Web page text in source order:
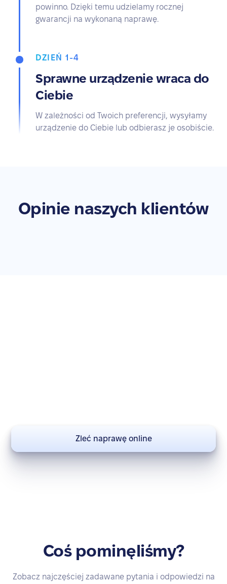
powinno. Dzięki temu udzielamy rocznej
gwarancji na wykonaną naprawę.
DZIEŃ 1-4
Sprawne urządzenie wraca do
Ciebie
W zależności od Twoich preferencji, wysyłamy
urządzenie do Ciebie lub odbierasz je osobiście.
Opinie naszych klientów
Zleć naprawę online
Coś pominęliśmy?
Zobacz najczęściej zadawane pytania i odpowiedzi na